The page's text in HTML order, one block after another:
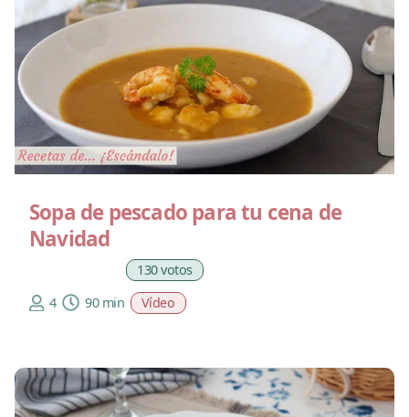
Sopa de pescado para tu cena de
Navidad
130 votos
4
90 min Vídeo